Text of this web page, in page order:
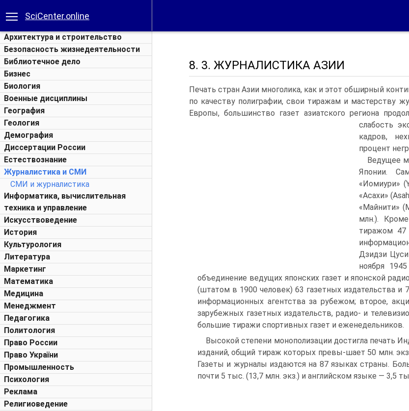
SciCenter.online
Архитектура и строительство
Безопасность жизнедеятельности
Библиотечное дело
Бизнес
Биология
Военные дисциплины
География
Геология
Демография
Диссертации России
Естествознание
Журналистика и СМИ
СМИ и журналистика
Информатика, вычислительная
техника и управление
Искусствоведение
История
Культурология
Литература
Маркетинг
Математика
Медицина
Менеджмент
Педагогика
Политология
Право России
Право України
Промышленность
Психология
Реклама
Религиоведение
8. 3. ЖУРНАЛИСТИКА АЗИИ
Печать стран Азии многолика, как и этот обширный
по качеству полиграфии, свои тиражам и мастерству
Европы, большинство газет азиатского региона
слабость
кадров,
процент
Ведущее
Японии.
«Иомиури»
«Асахи»
«Майнити»
млн.).
тиражом 47
Дзидзи
ноября
объединение ведущих японских газет и японской
(штатом в 1900 человек) 63 газетных издательства и
информационных агентства за рубежом; второе,
зарубежных газетных издательств, радио- и
большие тиражи спортивных газет и еженедельников.
Высокой степени монополизации достигла печать
изданий, общий тираж которых превы-шает 50 млн.
Газеты и журналы издаются на 87 языках страны.
почти 5 тыс. (13,7 млн. экз.) и английском языке — 3,5